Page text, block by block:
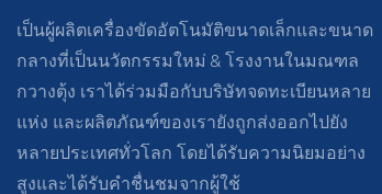
เป็นผู้ผลิตเครื่องขัดอัตโนมัติขนาดเล็กและขนาด
กลางที่เป็นนวัตกรรมใหม่ & โรงงานในมณฑล
กวางตุ้ง เราได้ร่วมมือกับบริษัทจดทะเบียนหลาย
แห่ง และผลิตภัณฑ์ของเรายังถูกส่งออกไปยัง
หลายประเทศทั่วโลก โดยได้รับความนิยมอย่าง
สูงและได้รับคำชื่นชมจากผู้ใช้